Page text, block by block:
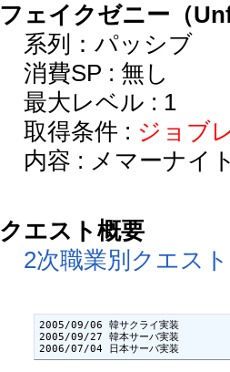
フェイクゼニー（
系列：パッシブ
消費SP : 無し
最大レベル : 1
取得条件 : ジョブ
内容 : メマーナイ
クエスト概要
2次職業別クエスト
2005/09/06 韓サクライ実装
2005/09/27 韓本サーバ実装
2006/07/04 日本サーバ実装